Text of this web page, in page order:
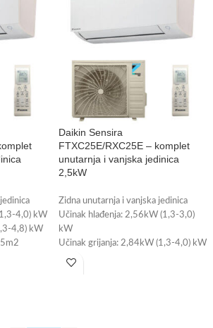
4,0) kW
4,8) kW
Daikin Sensira
FTXC25E/RXC25E – komplet
unutarnja i vanjska jedinica
2,5kW
Zidna unutarnja i vanjska jedinica
Učinak hlađenja: 2,56kW (1,3-3,0)
kW
Učinak grijanja: 2,84kW (1,3-4,0) kW
Prikladno za prostor do 25m2